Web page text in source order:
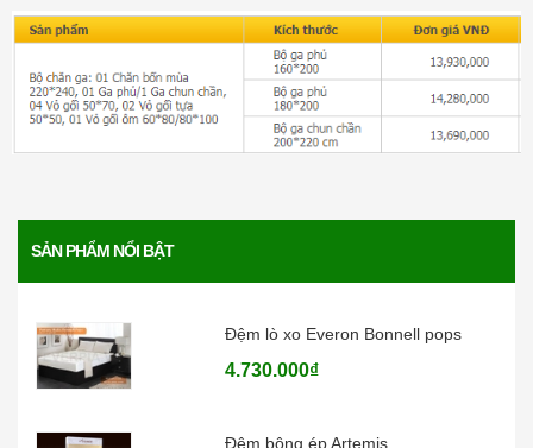
SẢN PHẨM NỔI BẬT
1.771.000₫
Đệm than hoạt tính Everon
4.136.000₫
Đệm lò xo Everon Pocket pops
Đệm lò xo Everon Bonnell pops
4.730.000₫
Đệm bông ép Artemis